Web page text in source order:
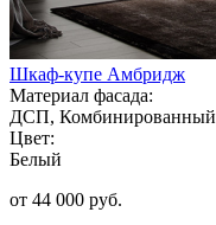
Шкаф-купе Амбридж
Материал фасада:
ДСП, Комбинированный
Цвет:
Белый
от 44 000 руб.